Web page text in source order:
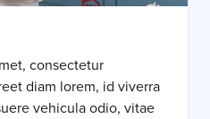
consectetur
diam lorem, id viverra
vehicula odio, vitae